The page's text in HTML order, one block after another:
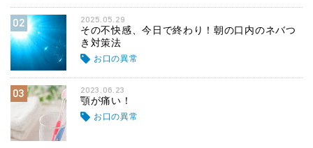
02 2025.05.29
その不快感、今日で終わり！朝の口内のネバつ
き対策法
お口の異常
03 2023.06.23
顎が痛い！
お口の異常